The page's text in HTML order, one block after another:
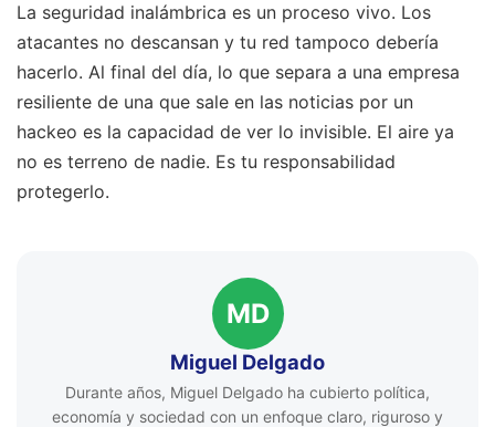
La seguridad inalámbrica es un proceso vivo. Los
atacantes no descansan y tu red tampoco debería
hacerlo. Al final del día, lo que separa a una empresa
resiliente de una que sale en las noticias por un
hackeo es la capacidad de ver lo invisible. El aire ya
no es terreno de nadie. Es tu responsabilidad
protegerlo.
MD
Miguel Delgado
Durante años, Miguel Delgado ha cubierto política,
economía y sociedad con un enfoque claro, riguroso y